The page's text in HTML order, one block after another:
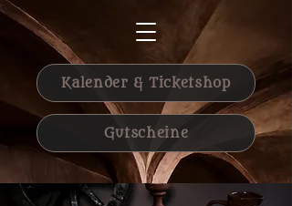
Gutscheine
Kalender & Ticketshop